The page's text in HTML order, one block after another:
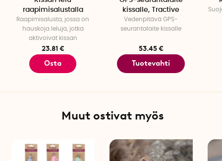
Ruotsalainen innovaattori: Anton Kreicbergs
raapimisalustalla
Raapimisalusta, jossa on
hauskoja leluja, jotka
aktivoivat kissan
23.81 €
Osta
kissalle, Tractive
Vedenpitävä GPS-
seurantalaite kissalle
53.45 €
Tuotevahti
Muut ostivat myös